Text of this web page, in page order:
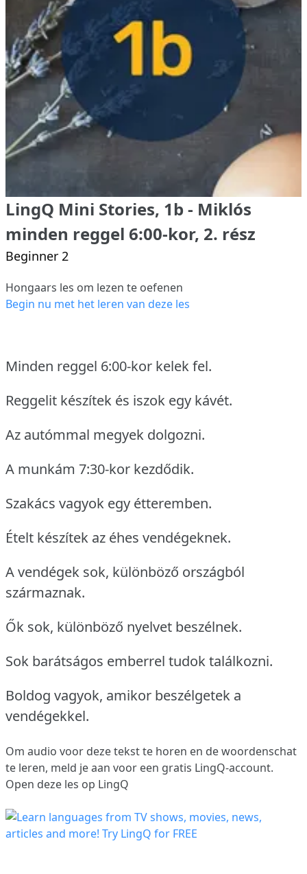
LingQ Mini Stories, 1b - Miklós
minden reggel 6:00-kor, 2. rész
Beginner 2
Hongaars les om lezen te oefenen
Begin nu met het leren van deze les
Minden reggel 6:00-kor kelek fel.
Reggelit készítek és iszok egy kávét.
Az autómmal megyek dolgozni.
A munkám 7:30-kor kezdődik.
Szakács vagyok egy étteremben.
Ételt készítek az éhes vendégeknek.
A vendégek sok, különböző országból
származnak.
Ők sok, különböző nyelvet beszélnek.
Sok barátságos emberrel tudok találkozni.
Boldog vagyok, amikor beszélgetek a
vendégekkel.
Om audio voor deze tekst te horen en de woordenschat
te leren, meld je aan voor een gratis LingQ-account.
Open deze les op LingQ